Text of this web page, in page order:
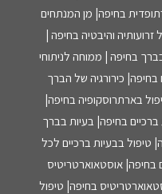
בחיפה| מן המנתחים
והיבטיה בחיפה |
בחיפה | ממוחה לניתוחי
בחיפה| כירורגיה של הברך
בארתרוסקופיה בחיפה|
בחיפה| בעיות בברך
טיפול בבעיות ברכיים לכל
בחיפה| אוסטאוארטריטיס
בחיפה| טיפול